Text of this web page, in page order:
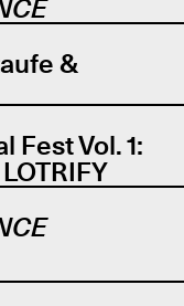
&
Fest Vol. 1: